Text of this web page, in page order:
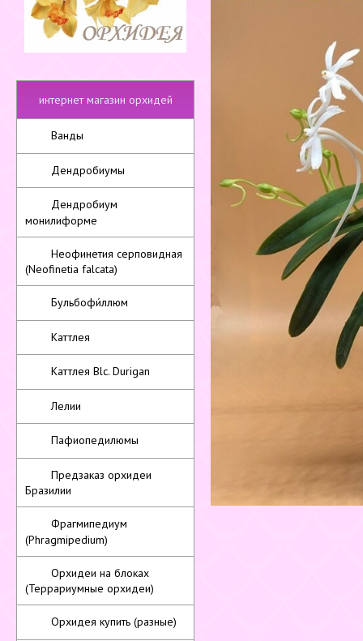
интернет магазин орхидей
Ванды
Дендробиумы
Дендробиум
монилиформе
Неофинетия серповидная
(Neofinetia falcata)
Бульбофи́ллюм
Каттлея
Каттлея Blc. Durigan
Лелии
Пафиопедилюмы
Предзаказ орхидеи
Бразилии
Фрагмипедиум
(Phragmipedium)
Орхидеи на блоках
(Террариумные орхидеи)
Орхидея купить (разные)